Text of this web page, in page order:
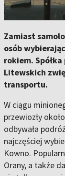
Zamiast
osób
rokiem.
Litewskich
transportu.
W ciągu
przewiozły
odbywała
najczęściej
Kowno.
Orany, a także